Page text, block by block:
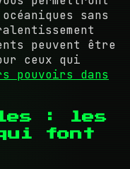
sans
peuvent être
ceux qui
pouvoirs dans
: les
qui font